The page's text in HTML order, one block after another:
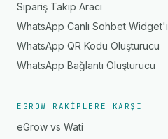
Sipariş Takip Aracı
WhatsApp Canlı Sohbet Widget'ı
WhatsApp QR Kodu Oluşturucu
WhatsApp Bağlantı Oluşturucu
EGROW RAKIPLERE KARŞI
eGrow vs Wati